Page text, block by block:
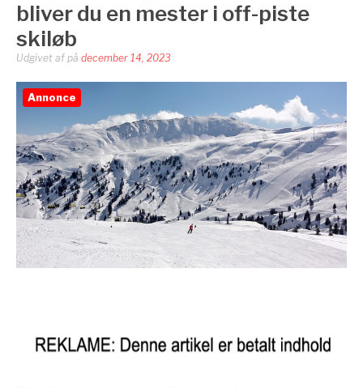
bliver du en mester i off-piste
skiløb
Udgivet af på december 14, 2023
Annonce